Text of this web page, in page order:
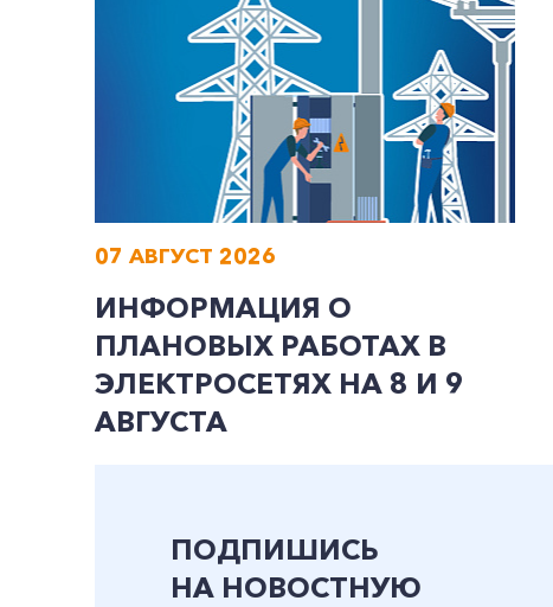
07 АВГУСТ 2026
ИНФОРМАЦИЯ О
ПЛАНОВЫХ РАБОТАХ В
ЭЛЕКТРОСЕТЯХ НА 8 И 9
АВГУСТА
ПОДПИШИСЬ
НА НОВОСТНУЮ